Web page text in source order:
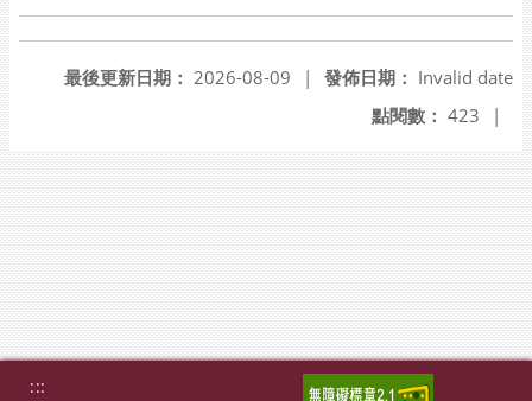
發佈日期： Invalid date
最後更新日期： 2026-08-09
|
點閱數： 423 |
:::